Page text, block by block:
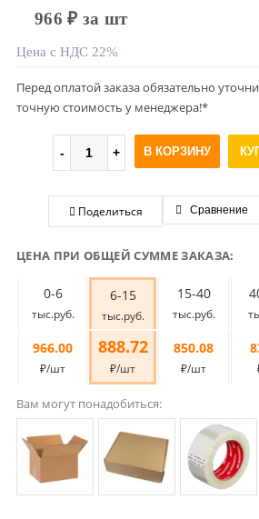
966 ₽ за шт
Цена с НДС 22%
Перед оплатой заказа обязательно
точную стоимость у менеджера!*
В КОРЗИНУ
Поделиться Сравнение
ЦЕНА ПРИ ОБЩЕЙ СУММЕ ЗАКАЗА:
0-6
тыс.руб.
6-15
тыс.руб.
15-40
тыс.руб.
966.00
₽/шт
888.72
₽/шт
850.08
₽/шт
Вам могут понадобиться: